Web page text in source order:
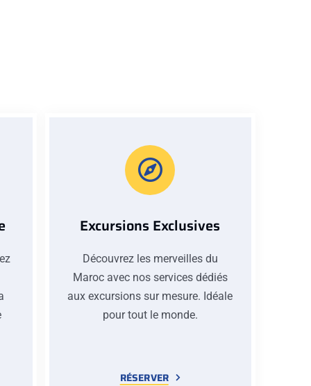
Excursions Exclusives
Découvrez les merveilles du
Maroc avec nos services dédiés
aux excursions sur mesure. Idéale
pour tout le monde.
RÉSERVER